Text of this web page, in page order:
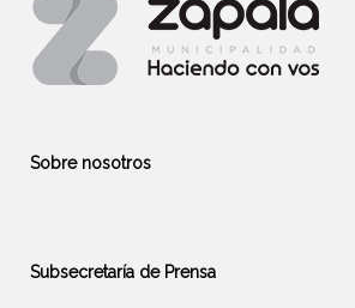
Sobre nosotros
Subsecretaría de Prensa